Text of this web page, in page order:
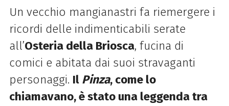
Un vecchio mangianastri fa riemergere i
ricordi delle indimenticabili serate
all’Osteria della Briosca, fucina di
comici e abitata dai suoi stravaganti
personaggi. Il Pinza, come lo
chiamavano, è stato una leggenda tra